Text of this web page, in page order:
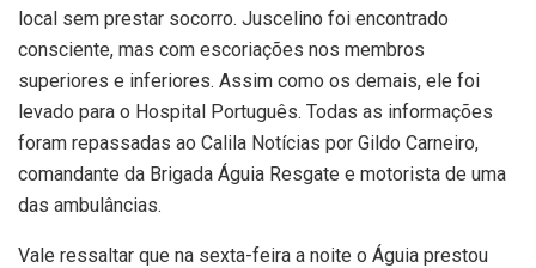
local sem prestar socorro. Juscelino foi encontrado
consciente, mas com escoriações nos membros
superiores e inferiores. Assim como os demais, ele foi
levado para o Hospital Português. Todas as informações
foram repassadas ao Calila Notícias por Gildo Carneiro,
comandante da Brigada Águia Resgate e motorista de uma
das ambulâncias.
Vale ressaltar que na sexta-feira a noite o Águia prestou